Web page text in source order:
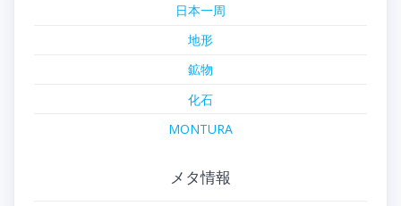
日本一周
地形
鉱物
化石
MONTURA
メタ情報